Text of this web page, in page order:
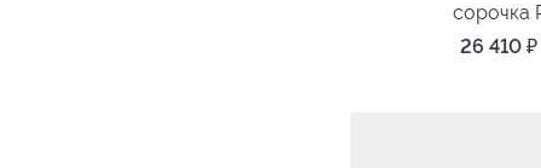
сорочка
26 410₽